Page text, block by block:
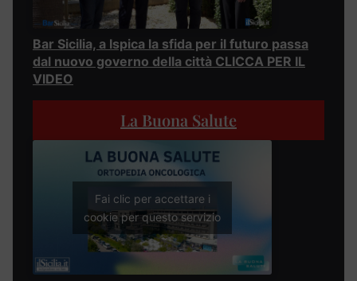
Bar Sicilia, a Ispica la sfida per il futuro passa
dal nuovo governo della città CLICCA PER IL
VIDEO
La Buona Salute
Fai clic per accettare i
cookie per questo servizio